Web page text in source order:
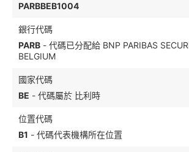
PARBBEB1004
銀行代碼
PARB - 代碼已分配給 BNP PARIBAS
BELGIUM
國家代碼
BE - 代碼屬於 比利時
位置代碼
B1 - 代碼代表機構所在位置